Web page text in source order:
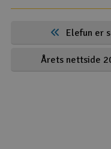
Elefun er
Årets nettside